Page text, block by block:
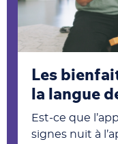
Les
la langue
Est-ce que
signes nuit à